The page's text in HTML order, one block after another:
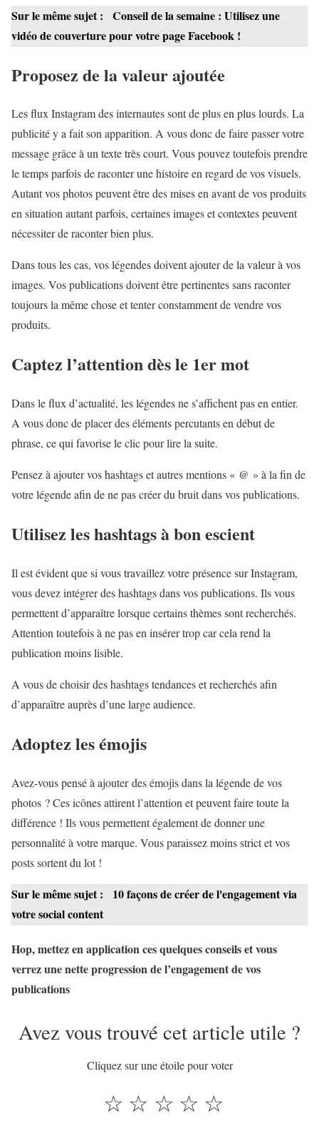
Sur le même sujet :
Conseil de la semaine : Utilisez une
vidéo de couverture pour votre page Facebook !
Proposez de la valeur ajoutée
Les flux Instagram des internautes sont de plus en plus lourds. La
publicité y a fait son apparition. A vous donc de faire passer votre
message grâce à un texte très court. Vous pouvez toutefois prendre
le temps parfois de raconter une histoire en regard de vos visuels.
Autant vos photos peuvent être des mises en avant de vos produits
en situation autant parfois, certaines images et contextes peuvent
nécessiter de raconter bien plus.
Dans tous les cas, vos légendes doivent ajouter de la valeur à vos
images. Vos publications doivent être pertinentes sans raconter
toujours la même chose et tenter constamment de vendre vos
produits.
Captez l’attention dès le 1er mot
Dans le flux d’actualité, les légendes ne s’affichent pas en entier.
A vous donc de placer des éléments percutants en début de
phrase, ce qui favorise le clic pour lire la suite.
Pensez à ajouter vos hashtags et autres mentions « @ » à la fin de
votre légende afin de ne pas créer du bruit dans vos publications.
Utilisez les hashtags à bon escient
Il est évident que si vous travaillez votre présence sur Instagram,
vous devez intégrer des hashtags dans vos publications. Ils vous
permettent d’apparaître lorsque certains thèmes sont recherchés.
Attention toutefois à ne pas en insérer trop car cela rend la
publication moins lisible.
A vous de choisir des hashtags tendances et recherchés afin
d’apparaître auprès d’une large audience.
Adoptez les émojis
Avez-vous pensé à ajouter des émojis dans la légende de vos
photos ? Ces icônes attirent l’attention et peuvent faire toute la
différence ! Ils vous permettent également de donner une
personnalité à votre marque. Vous paraissez moins strict et vos
posts sortent du lot !
Sur le même sujet :
10 façons de créer de l'engagement via
votre social content
Hop, mettez en application ces quelques conseils et vous
verrez une nette progression de l’engagement de vos
publications
Avez vous trouvé cet article utile ?
Cliquez sur une étoile pour voter
☆
☆
☆
☆
☆